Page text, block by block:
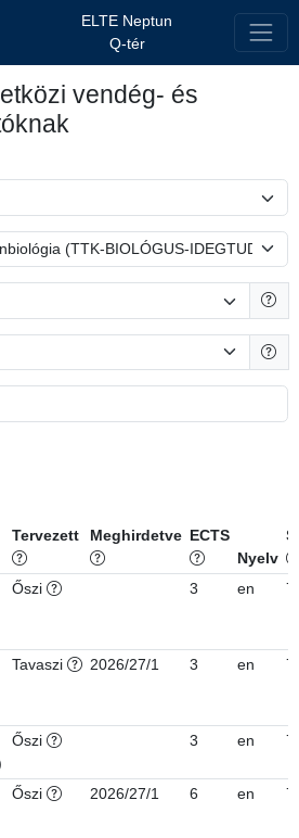
ELTE Neptun
Q-tér
vendég- és
Tervezett Meghirdetve ECTS
Nyelv
Őszi 3 en 7
Tavaszi 2026/27/1 3 en 7
Őszi 3 en 7
Őszi 2026/27/1 6 en 7